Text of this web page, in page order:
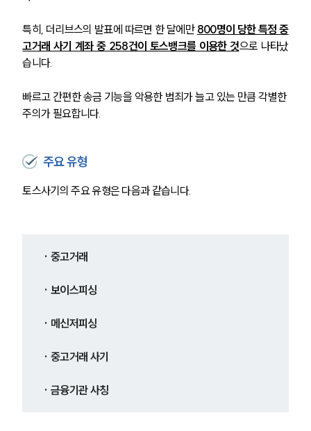
특히, 더리브스의 발표에 따르면 한 달에만 800명이 당한 특정 중
고거래 사기 계좌 중 258건이 토스뱅크를 이용한 것으로 나타났
습니다.
빠르고 간편한 송금 기능을 악용한 범죄가 늘고 있는 만큼 각별한
주의가 필요합니다.
주요 유형
토스사기의 주요 유형은 다음과 같습니다.
· 중고거래
· 보이스피싱
· 메신저피싱
· 중고거래 사기
· 금융기관 사칭